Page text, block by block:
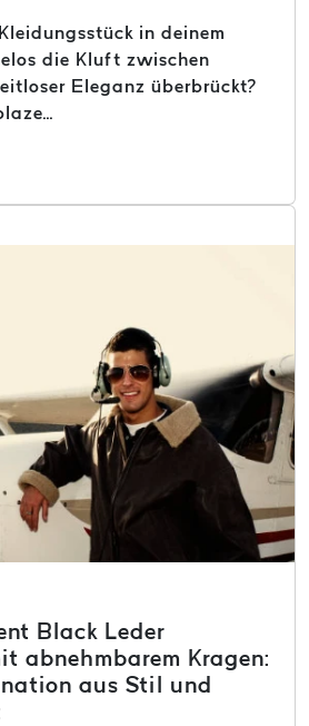
in deinem
die Kluft zwischen
Eleganz überbrückt?
Black Leder
abnehmbarem Kragen:
aus Stil und